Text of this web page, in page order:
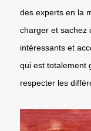
des experts en la
charger et sachez
intéressants et
qui est totalement
respecter les